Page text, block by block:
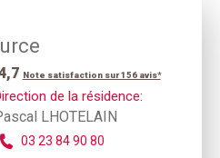
Note satisfaction sur 156 avis*
de la résidence:
LHOTELAIN
03 23 84 90 80